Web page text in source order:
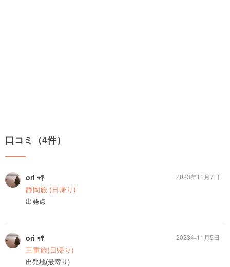
口コミ（4件）
ori‪‪ 𖥧𖤣
静岡旅 (日帰り)
出発点
2023年11月7日
ori‪‪ 𖥧𖤣
三重旅(日帰り)
出発地(最寄り)
2023年11月5日